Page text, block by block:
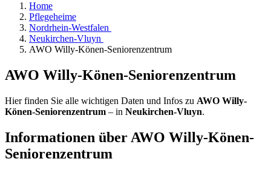
Home
Pflegeheime
Nordrhein-Westfalen
Neukirchen-Vluyn
AWO Willy-Könen-Seniorenzentrum
AWO Willy-Könen-Seniorenzentrum
Hier finden Sie alle wichtigen Daten und Infos zu AWO Willy-
Könen-Seniorenzentrum – in Neukirchen-Vluyn.
Informationen über AWO Willy-Könen-
Seniorenzentrum